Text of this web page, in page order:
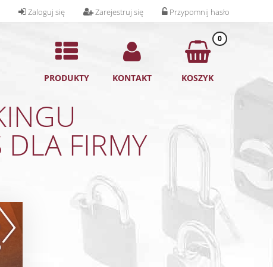
Przypomnij hasło
Zarejestruj się
Zaloguj się
PRODUKTY KONTAKT
0
KOSZYK
DLA FIRMY